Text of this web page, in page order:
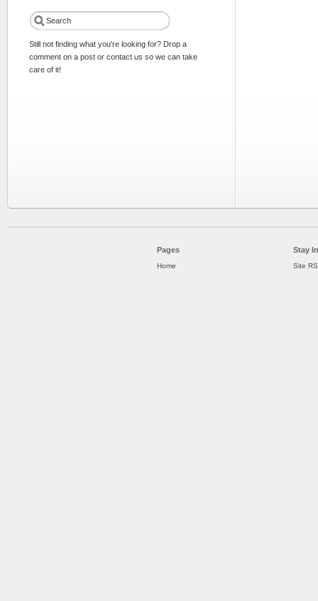
Still not finding what you're looking for? Drop a
comment on a post or contact us so we can take
care of it!
Pages
Home
Stay
Site